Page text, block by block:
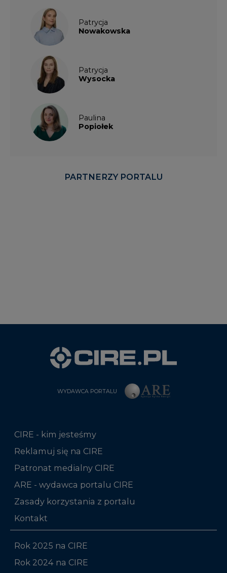
Patrycja
Nowakowska
Patrycja
Wysocka
Paulina
Popiołek
PARTNERZY PORTALU
WYDAWCA PORTALU
CIRE - kim jesteśmy
Reklamuj się na CIRE
Patronat medialny CIRE
ARE - wydawca portalu CIRE
Zasady korzystania z portalu
Kontakt
Rok 2025 na CIRE
Rok 2024 na CIRE